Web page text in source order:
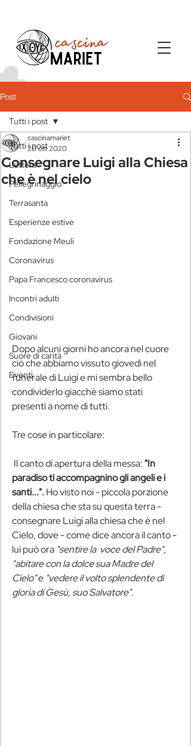
Post
Tutti i post
Lettera
Pellegrinaggio
Terrasanta
Esperienze estive
Fondazione Meulì
Coronavirus
Papa Francesco coronavirus
Incontri adulti
Condivisioni
Giovani
Suore di carità
Eventi
Tutti i post
Consegnare Luigi alla Chiesa
che è nel cielo
cascinamariet
20 ott 2020
Dopo alcuni giorni ho ancora nel cuore
ciò che abbiamo vissuto giovedì nel
funerale di Luigi e mi sembra bello
condividerlo giacchè siamo stati
presenti a nome di tutti.
Tre cose in particolare:
Il canto di apertura della messa: "In
paradiso ti accompagnino gli angeli e i
santi...". Ho visto noi - piccola porzione
della chiesa che sta su questa terra -
consegnare Luigi alla chiesa che è nel
Cielo, dove - come dice ancora il canto -
lui può ora "sentire la  voce del Padre",
"abitare con la dolce sua Madre del
Cielo" e "vedere il volto splendente di
gloria di Gesù, suo Salvatore".